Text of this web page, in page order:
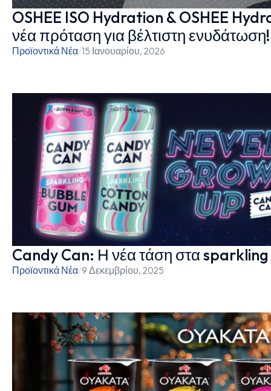
OSHEE ISO Hydration & OSHEE
νέα πρόταση για βέλτιστη ενυδάτωση!
Προϊοντικά Νέα/15 Ιανουαρίου, 2026
Candy Can: Η νέα τάση στα sparkling
Προϊοντικά Νέα/9 Δεκεμβρίου, 2025